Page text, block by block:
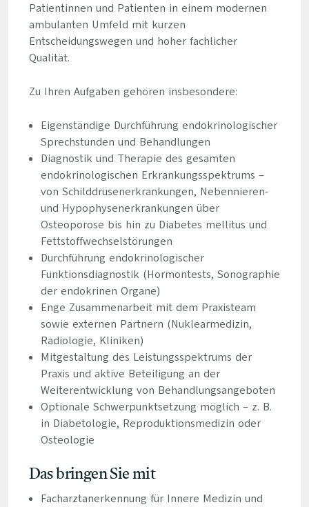
Patientinnen und Patienten in einem modernen
ambulanten Umfeld mit kurzen
Entscheidungswegen und hoher fachlicher
Qualität.
Zu Ihren Aufgaben gehören insbesondere:
Eigenständige Durchführung endokrinologischer
Sprechstunden und Behandlungen
Diagnostik und Therapie des gesamten
endokrinologischen Erkrankungsspektrums –
von Schilddrüsenerkrankungen, Nebennieren-
und Hypophysenerkrankungen über
Osteoporose bis hin zu Diabetes mellitus und
Fettstoffwechselstörungen
Durchführung endokrinologischer
Funktionsdiagnostik (Hormontests, Sonographie
der endokrinen Organe)
Enge Zusammenarbeit mit dem Praxisteam
sowie externen Partnern (Nuklearmedizin,
Radiologie, Kliniken)
Mitgestaltung des Leistungsspektrums der
Praxis und aktive Beteiligung an der
Weiterentwicklung von Behandlungsangeboten
Optionale Schwerpunktsetzung möglich – z. B.
in Diabetologie, Reproduktionsmedizin oder
Osteologie
Das bringen Sie mit
Facharztanerkennung für Innere Medizin und